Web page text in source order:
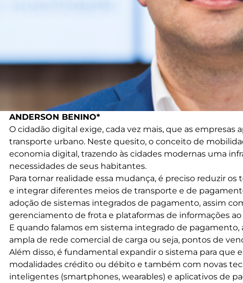
ANDERSON BENINO*
O cidadão digital exige, cada vez mais, que as empresas
transporte urbano. Neste quesito, o conceito de
economia digital, trazendo às cidades modernas uma
necessidades de seus habitantes.
Para tornar realidade essa mudança, é preciso reduzir
e integrar diferentes meios de transporte e de
adoção de sistemas integrados de pagamento, assim
gerenciamento de frota e plataformas de informações
E quando falamos em sistema integrado de
ampla de rede comercial de carga ou seja, pontos de
Além disso, é fundamental expandir o sistema para que
modalidades crédito ou débito e também com novas
inteligentes (smartphones, wearables) e aplicativos de